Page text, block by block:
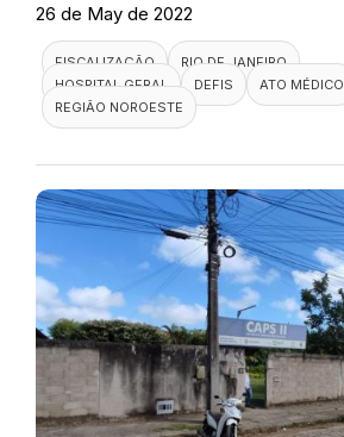
26 de May de 2022
FISCALIZAÇÃO
RIO DE JANEIRO
HOSPITAL GERAL
DEFIS
ATO MÉDICO
REGIÃO NOROESTE